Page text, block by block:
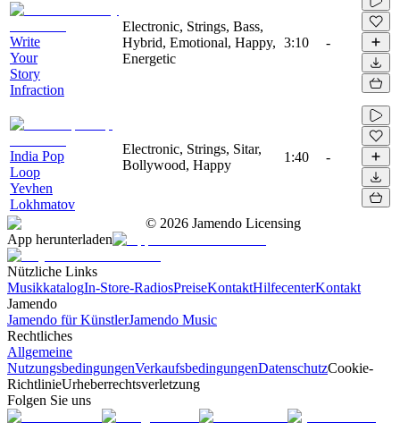
Write
Your
Story
Infraction
Electronic, Strings, Bass,
Hybrid, Emotional, Happy,
Energetic
3:10 -
India Pop
Loop
Yevhen
Lokhmatov
Electronic, Strings, Sitar,
Bollywood, Happy
1:40 -
© 2026 Jamendo Licensing
App herunterladen
Nützliche Links
MusikkatalogIn-Store-RadiosPreiseKontaktHilfecenterKontakt
Jamendo
Jamendo für KünstlerJamendo Music
Rechtliches
Allgemeine
NutzungsbedingungenVerkaufsbedingungenDatenschutzCookie-
RichtlinieUrheberrechtsverletzung
Folgen Sie uns